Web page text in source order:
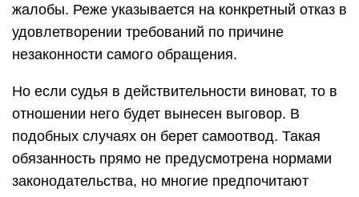
жалобы. Реже указывается на конкретный отказ в
удовлетворении требований по причине
незаконности самого обращения.
Но если судья в действительности виноват, то в
отношении него будет вынесен выговор. В
подобных случаях он берет самоотвод. Такая
обязанность прямо не предусмотрена нормами
законодательства, но многие предпочитают